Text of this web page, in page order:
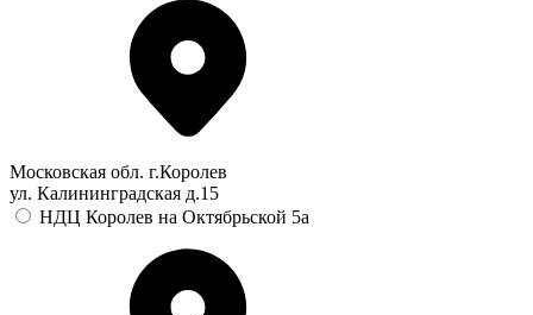
Московская обл. г.Королев
ул. Калининградская д.15
НДЦ Королев на Октябрьской 5а